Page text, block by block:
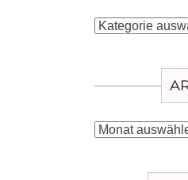
Kategorien
Archiv